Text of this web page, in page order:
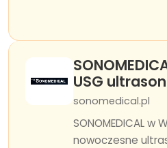
USG
sonomedical.pl
SONOMEDICAL w
nowoczesne